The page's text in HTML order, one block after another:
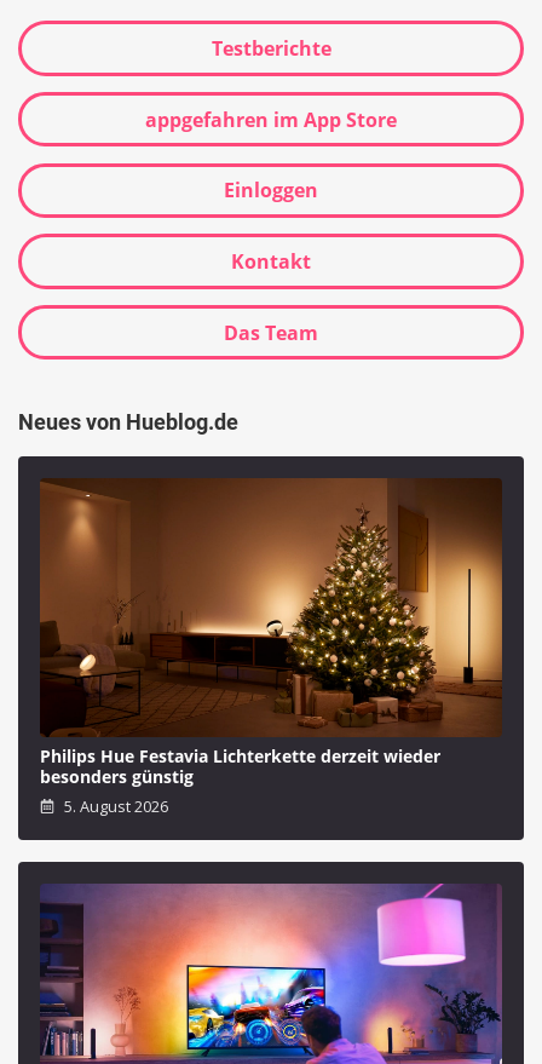
Testberichte
appgefahren im App Store
Einloggen
Kontakt
Das Team
Neues von Hueblog.de
Philips Hue Festavia Lichterkette derzeit wieder
besonders günstig
5. August 2026